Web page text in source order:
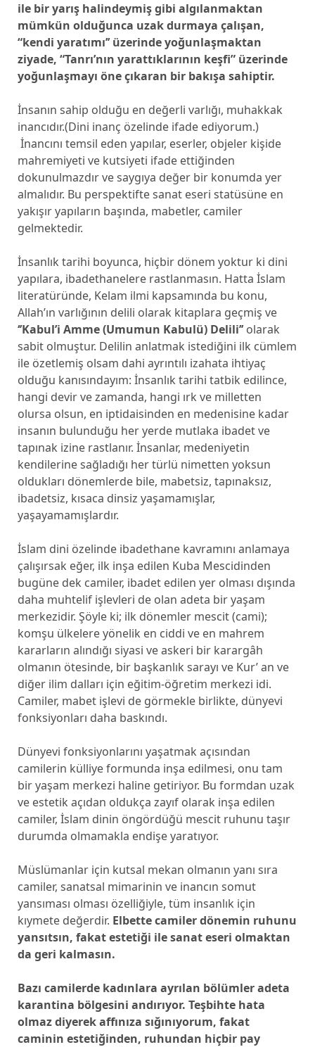
ile bir yarış halindeymiş gibi algılanmaktan
mümkün olduğunca uzak durmaya çalışan,
“kendi yaratımı’’ üzerinde yoğunlaşmaktan
ziyade, “Tanrı’nın yarattıklarının keşfi” üzerinde
yoğunlaşmayı öne çıkaran bir bakışa sahiptir.
İnsanın sahip olduğu en değerli varlığı, muhakkak
inancıdır.(Dini inanç özelinde ifade ediyorum.)
İnancını temsil eden yapılar, eserler, objeler kişide
mahremiyeti ve kutsiyeti ifade ettiğinden
dokunulmazdır ve saygıya değer bir konumda yer
almalıdır. Bu perspektifte sanat eseri statüsüne en
yakışır yapıların başında, mabetler, camiler
gelmektedir.
İnsanlık tarihi boyunca, hiçbir dönem yoktur ki dini
yapılara, ibadethanelere rastlanmasın. Hatta İslam
literatüründe, Kelam ilmi kapsamında bu konu,
Allah’ın varlığının delili olarak kitaplara geçmiş ve
‘’Kabul’i Amme (Umumun Kabulü) Delili’’olarak
sabit olmuştur. Delilin anlatmak istediğini ilk cümlem
ile özetlemiş olsam dahi ayrıntılı izahata ihtiyaç
olduğu kanısındayım: İnsanlık tarihi tatbik edilince,
hangi devir ve zamanda, hangi ırk ve milletten
olursa olsun, en iptidaisinden en medenisine kadar
insanın bulunduğu her yerde mutlaka ibadet ve
tapınak izine rastlanır. İnsanlar, medeniyetin
kendilerine sağladığı her türlü nimetten yoksun
oldukları dönemlerde bile, mabetsiz, tapınaksız,
ibadetsiz, kısaca dinsiz yaşamamışlar,
yaşayamamışlardır.
İslam dini özelinde ibadethane kavramını anlamaya
çalışırsak eğer, ilk inşa edilen Kuba Mescidinden
bugüne dek camiler, ibadet edilen yer olması dışında
daha muhtelif işlevleri de olan adeta bir yaşam
merkezidir. Şöyle ki; ilk dönemler mescit (cami);
komşu ülkelere yönelik en ciddi ve en mahrem
kararların alındığı siyasi ve askeri bir karargâh
olmanın ötesinde, bir başkanlık sarayı ve Kur’ an ve
diğer ilim dalları için eğitim-öğretim merkezi idi.
Camiler, mabet işlevi de görmekle birlikte, dünyevi
fonksiyonları daha baskındı.
Dünyevi fonksiyonlarını yaşatmak açısından
camilerin külliye formunda inşa edilmesi, onu tam
bir yaşam merkezi haline getiriyor. Bu formdan uzak
ve estetik açıdan oldukça zayıf olarak inşa edilen
camiler, İslam dinin öngördüğü mescit ruhunu taşır
durumda olmamakla endişe yaratıyor.
Müslümanlar için kutsal mekan olmanın yanı sıra
camiler, sanatsal mimarinin ve inancın somut
yansıması olması özelliğiyle, tüm insanlık için
kıymete değerdir. Elbette camiler dönemin ruhunu
yansıtsın, fakat estetiği ile sanat eseri olmaktan
da geri kalmasın.
Bazı camilerde kadınlara ayrılan bölümler adeta
karantina bölgesini andırıyor. Teşbihte hata
olmaz diyerek affınıza sığınıyorum, fakat
caminin estetiğinden, ruhundan hiçbir pay